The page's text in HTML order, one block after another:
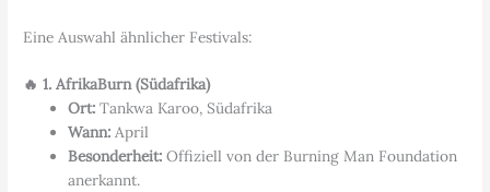
Eine Auswahl ähnlicher Festivals:
🔥 1. AfrikaBurn (Südafrika)
Ort: Tankwa Karoo, Südafrika
Wann: April
Besonderheit: Offiziell von der Burning Man Foundation
anerkannt.